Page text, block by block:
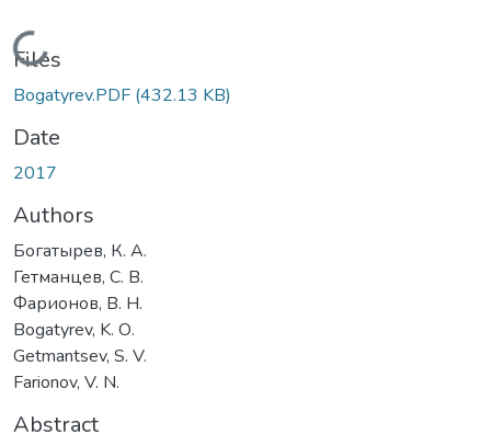
Loading...
Files
Bogatyrev.PDF (432.13 KB)
Date
2017
Authors
Богатырев, К. А.
Гетманцев, С. В.
Фарионов, В. Н.
Bogatyrev, K. О.
Getmantsev, S. V.
Farionov, V. N.
Abstract